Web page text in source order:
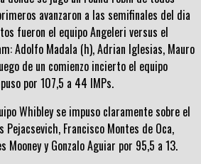
avanzaron a las semifinales del dia
fueron el equipo Angeleri versus el
Adolfo Madala (h), Adrian Iglesias, Mauro
de un comienzo incierto el equipo
por 107,5 a 44 IMPs.
Whibley se impuso claramente sobre el
Pejacsevich, Francisco Montes de Oca,
Mooney y Gonzalo Aguiar por 95,5 a 13.